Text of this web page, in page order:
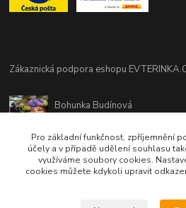
Zákaznická podpora eshopu
Bohunka Budínová
(Po-Pá - 9:00-17:00hod, So
obchod@evterinka.cz
Pro základní funkčnost, zpříjemnění
účely a v případě udělení souhlasu
využíváme soubory cookies.
cookies můžete kdykoli upravit